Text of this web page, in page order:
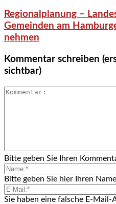
Regionalplanung –
Gemeinden am
nehmen
Kommentar schreiben
sichtbar)
Bitte geben Sie Ihren
Bitte geben Sie hier Ihren
Sie haben eine falsche E-Mail-